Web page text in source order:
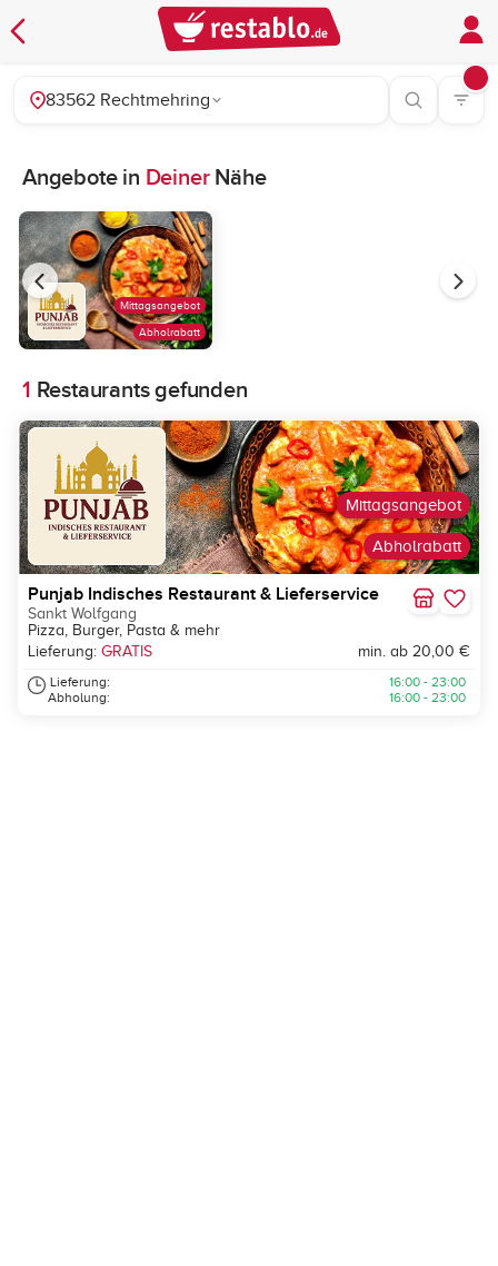
83562 Rechtmehring
Angebote in DeinerNähe
Abholrabatt
Mittagsangebot
1 Restaurants gefunden
Abholrabatt
Mittagsangebot
Punjab Indisches Restaurant & Lieferservice
Sankt Wolfgang
Pizza, Burger, Pasta & mehr
Lieferung: GRATIS min. ab 20,00 €
Lieferung:
Abholung:
16:00 - 23:00
16:00 - 23:00